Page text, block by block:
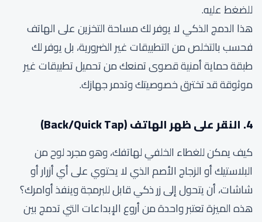
للضغط عليه.
هذا الدمج الذكي لا يوفر لك مساحة التخزين على الهاتف
فحسب بالتخلص من التطبيقات غير الضرورية، بل يوفر لك
طبقة حماية أمنية قصوى تمنعك من تحميل تطبيقات غير
موثوقة قد تخترق خصوصيتك وتدمر جهازك.
4. النقر على ظهر الهاتف (Back/Quick Tap)
كيف يمكن للغطاء الخلفي لهاتفك، وهو مجرد لوح من
البلاستيك أو الزجاج الأصم الذي لا يحتوي على أي أزرار أو
شاشات، أن يتحول إلى زر ذكي قابل للبرمجة وينفذ أوامرك؟
هذه الميزة تعتبر واحدة من أروع الإبداعات التي تدمج بين